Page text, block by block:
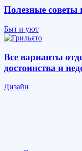
Полезные советы
Быт и уют
Все варианты
достоинства и
Дизайн